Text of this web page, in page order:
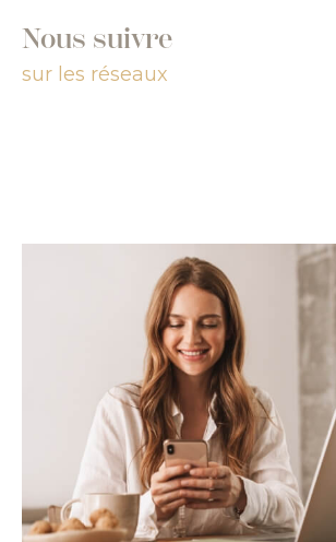
Nous suivre
sur les réseaux